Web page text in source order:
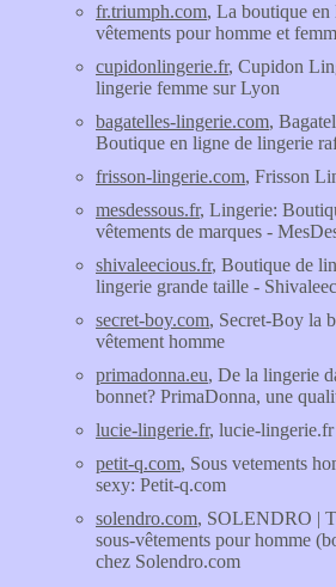
fr.triumph.com, La boutique
vêtements pour homme et
cupidonlingerie.fr, Cupidon
lingerie femme sur Lyon
bagatelles-lingerie.com,
Boutique en ligne de lingerie
frisson-lingerie.com, Frisson
mesdessous.fr, Lingerie:
vêtements de marques -
shivaleecious.fr, Boutique de
lingerie grande taille -
secret-boy.com, Secret-Boy la
vêtement homme
primadonna.eu, De la lingerie
bonnet? PrimaDonna, une
lucie-lingerie.fr, lucie-lingerie.fr
petit-q.com, Sous vetements
sexy: Petit-q.com
solendro.com, SOLENDRO |
sous-vêtements pour homme
chez Solendro.com